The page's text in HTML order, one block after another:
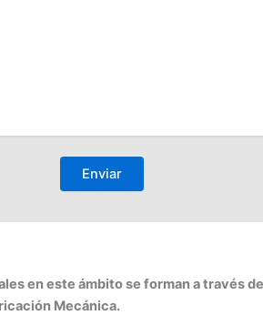
en este ámbito se forman a través
Mecánica.